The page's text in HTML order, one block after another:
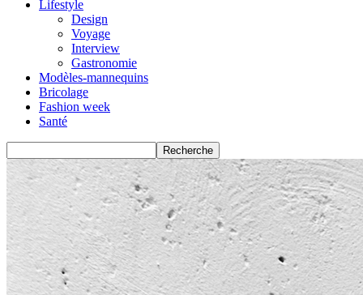
Lifestyle
Design
Voyage
Interview
Gastronomie
Modèles-mannequins
Bricolage
Fashion week
Santé